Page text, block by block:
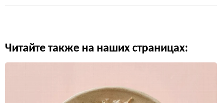
Читайте также на наших страницах: